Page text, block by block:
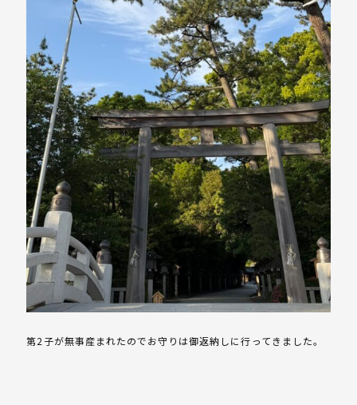
第2子が無事産まれたのでお守りは御返納しに行ってきました。